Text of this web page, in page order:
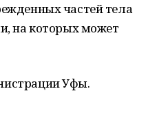
частей тела
на которых может
Уфы.